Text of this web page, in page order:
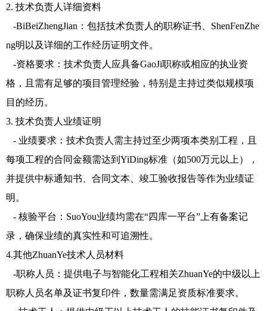
2. 技术负责人详细资料
-BiBeiZhengJian：包括技术负责人的职称证书、ShenFenZhe
ng明以及详细的工作经历证明文件。
-资格要求：技术负责人应具备GaoJi职称或相应的执业资
格，且需有足够的项目管理经验，特别是主持过类似规模项
目的经历。
3. 技术负责人业绩证明
- 业绩要求：技术负责人需主持过至少两项本类别工程，且
每项工程的合同金额需达到YiDing标准（如500万元以上），
并提供中标通知书、合同文本、竣工验收报告等作为业绩证
明。
- 核验平台：SuoYou业绩均需在“四库一平台”上有备案记
录，确保业绩的真实性和可追溯性。
4.其他ZhuanYe技术人员材料
-职称人员：提供电子与智能化工程相关ZhuanYe的中级以上
职称人员名单及证书复印件，数量需满足资质标准要求。